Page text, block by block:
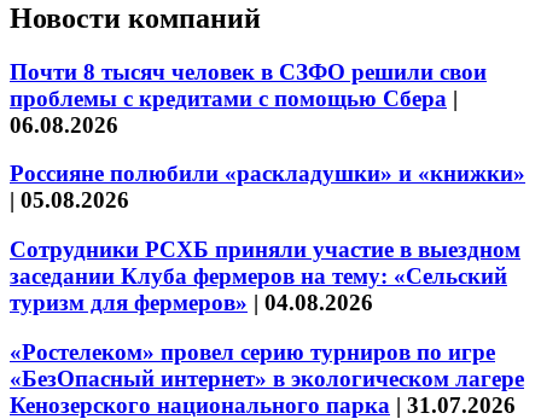
Новости компаний
Почти 8 тысяч человек в СЗФО решили свои
проблемы с кредитами с помощью Сбера |
06.08.2026
Россияне полюбили «раскладушки» и «книжки»
| 05.08.2026
Сотрудники РСХБ приняли участие в выездном
заседании Клуба фермеров на тему: «Сельский
туризм для фермеров» | 04.08.2026
«Ростелеком» провел серию турниров по игре
«БезОпасный интернет» в экологическом лагере
Кенозерского национального парка | 31.07.2026